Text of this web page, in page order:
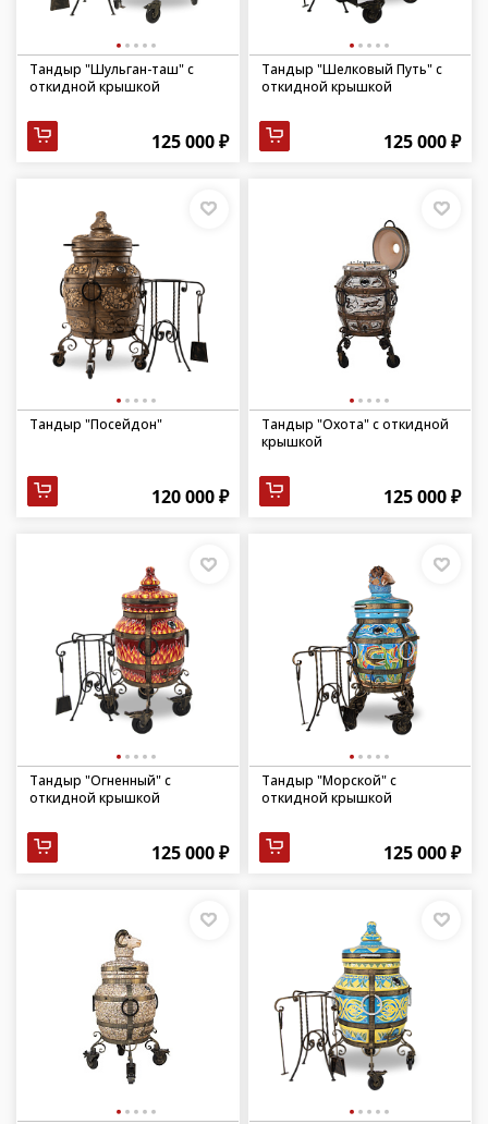
Тандыр "Шульган-таш" с
откидной крышкой
125 000 ₽
Тандыр "Шелковый Путь" с
откидной крышкой
125 000 ₽
Тандыр "Посейдон"
120 000 ₽
Тандыр "Охота" с откидной
крышкой
125 000 ₽
Тандыр "Огненный" с
откидной крышкой
125 000 ₽
Тандыр "Морской" с
откидной крышкой
125 000 ₽